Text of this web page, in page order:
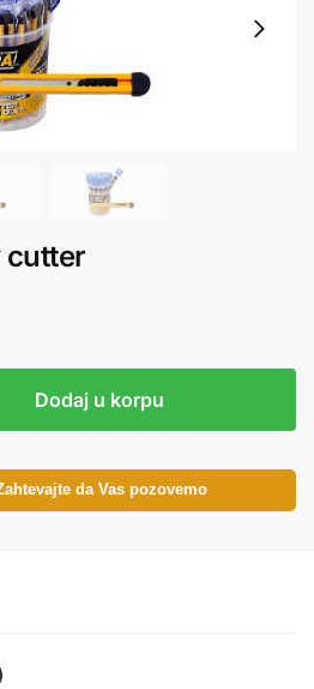
cutter
Dodaj u korpu
da Vas pozovemo